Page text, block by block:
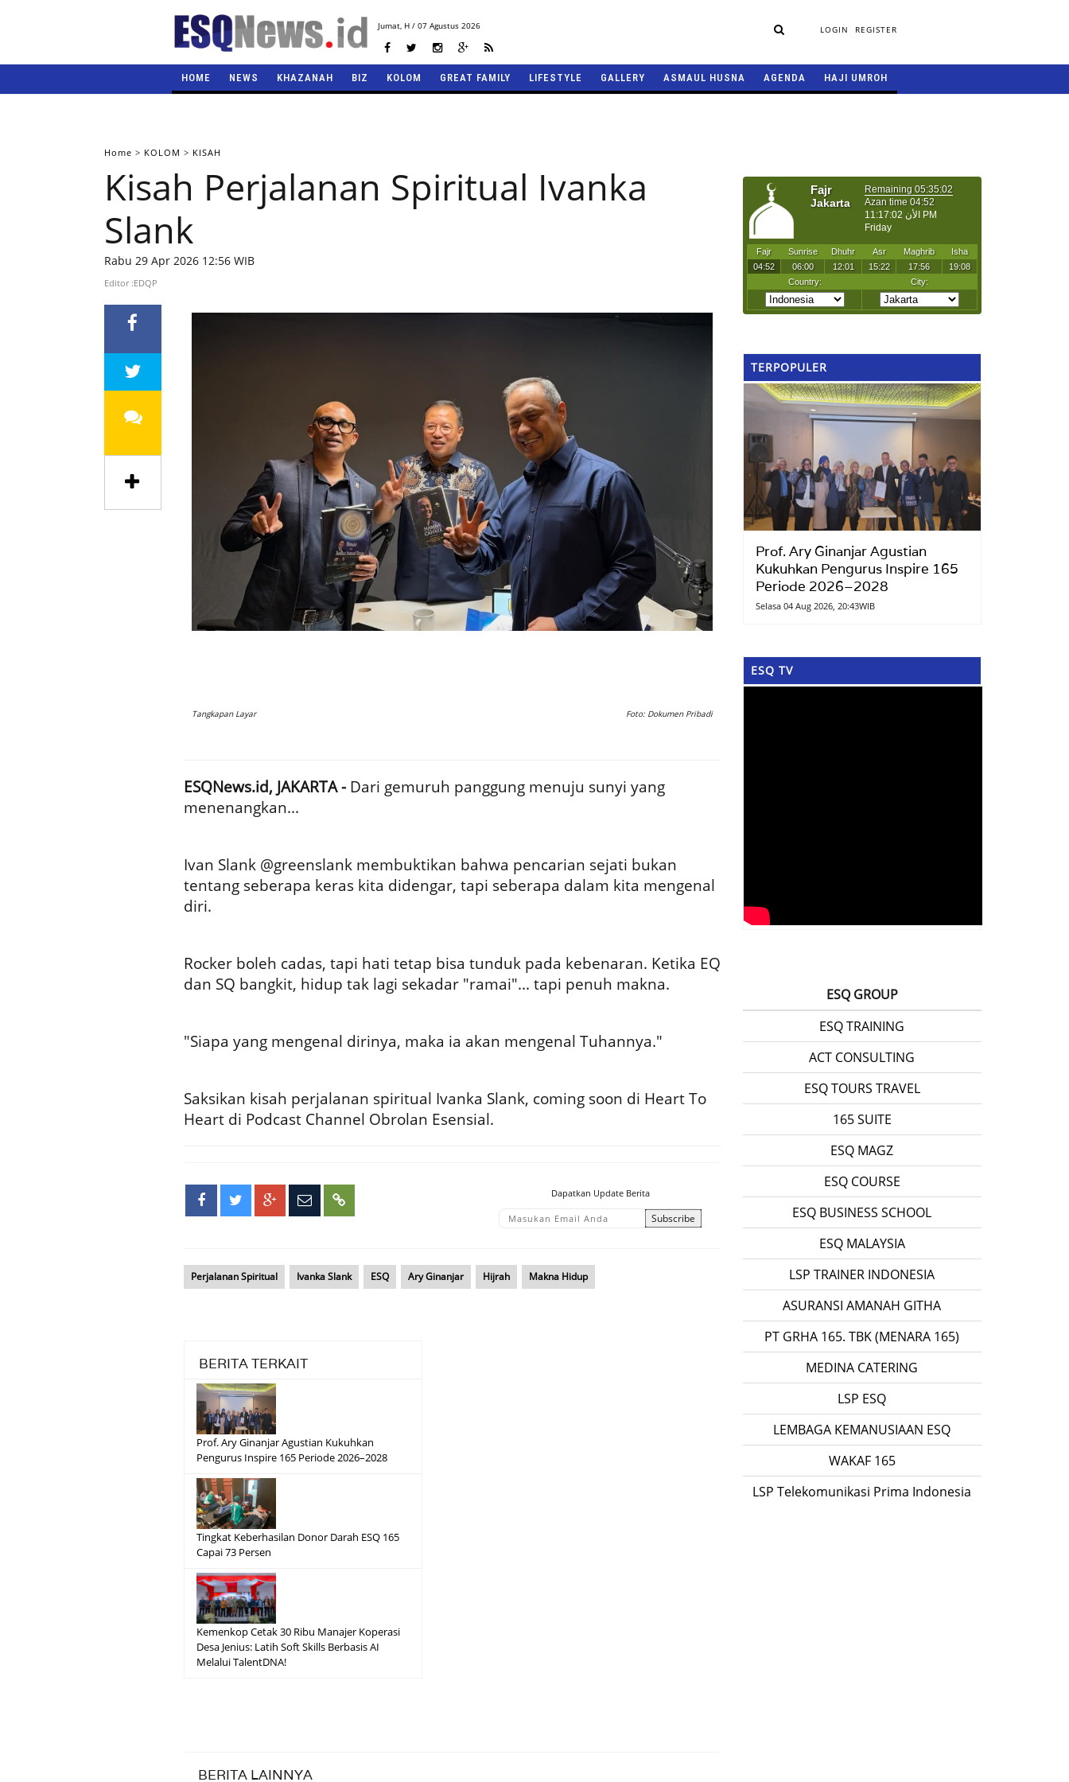
Jumat,H / 07 Agustus 2026 LOGIN REGISTER
HOME NEWS KHAZANAH BIZ KOLOM GREAT FAMILY LIFESTYLE GALLERY ASMAUL HUSNA AGENDA HAJI UMROH
Home > KOLOM > KISAH
Kisah Perjalanan Spiritual Ivanka
Slank
Rabu 29 Apr 2026 12:56 WIB
Editor :EDQP
Tangkapan Layar Foto: Dokumen Pribadi
ESQNews.id, JAKARTA -Dari gemuruh panggung menuju sunyi yang
menenangkan...
Ivan Slank @greenslank membuktikan bahwa pencarian sejati bukan
tentang seberapa keras kita didengar, tapi seberapa dalam kita mengenal
diri.
Rocker boleh cadas, tapi hati tetap bisa tunduk pada kebenaran. Ketika EQ
dan SQ bangkit, hidup tak lagi sekadar "ramai"... tapi penuh makna.
"Siapa yang mengenal dirinya, maka ia akan mengenal Tuhannya."
Saksikan kisah perjalanan spiritual Ivanka Slank, coming soon di Heart To
Heart di Podcast Channel Obrolan Esensial.
Dapatkan Update Berita
Perjalanan Spiritual Ivanka Slank ESQ Ary Ginanjar Hijrah Makna Hidup
BERITA TERKAIT
Prof. Ary Ginanjar Agustian Kukuhkan
Pengurus Inspire 165 Periode 2026–2028
Tingkat Keberhasilan Donor Darah ESQ 165
Capai 73 Persen
Kemenkop Cetak 30 Ribu Manajer Koperasi
Desa Jenius: Latih Soft Skills Berbasis AI
Melalui TalentDNA!
BERITA LAINNYA
TERPOPULER
Prof. Ary Ginanjar Agustian
Kukuhkan Pengurus Inspire 165
Periode 2026–2028
Selasa 04 Aug 2026, 20:43WIB
ESQ TV
ESQ GROUP
ESQ TRAINING
ACT CONSULTING
ESQ TOURS TRAVEL
165 SUITE
ESQ MAGZ
ESQ COURSE
ESQ BUSINESS SCHOOL
ESQ MALAYSIA
LSP TRAINER INDONESIA
ASURANSI AMANAH GITHA
PT GRHA 165. TBK (MENARA 165)
MEDINA CATERING
LSP ESQ
LEMBAGA KEMANUSIAAN ESQ
WAKAF 165
LSP Telekomunikasi Prima Indonesia